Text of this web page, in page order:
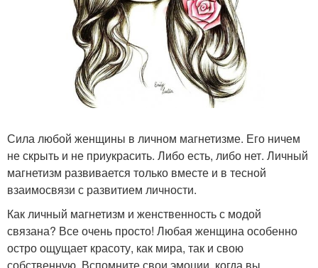
Сила любой женщины в личном магнетизме. Его ничем
не скрыть и не приукрасить. Либо есть, либо нет. Личный
магнетизм развивается только вместе и в тесной
взаимосвязи с развитием личности.
Как личный магнетизм и женственность с модой
связана? Все очень просто! Любая женщина особенно
остро ощущает красоту, как мира, так и свою